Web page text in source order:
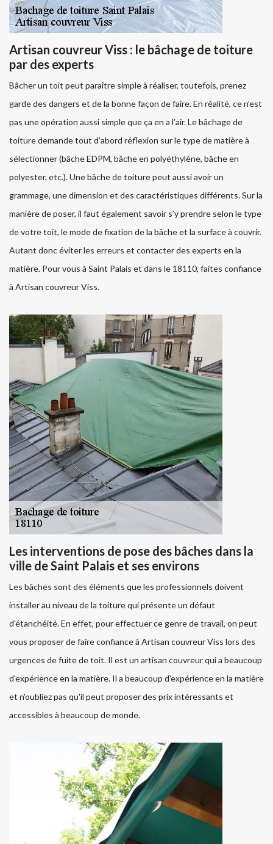
Artisan couvreur Viss : le bâchage de toiture
par des experts
Bâcher un toit peut paraître simple à réaliser, toutefois, prenez
garde des dangers et de la bonne façon de faire. En réalité, ce n’est
pas une opération aussi simple que ça en a l’air. Le bâchage de
toiture demande tout d’abord réflexion sur le type de matière à
sélectionner (bâche EDPM, bâche en polyéthylène, bâche en
polyester, etc.). Une bâche de toiture peut aussi avoir un
grammage, une dimension et des caractéristiques différents. Sur la
manière de poser, il faut également savoir s’y prendre selon le type
de votre toit, le mode de fixation de la bâche et la surface à couvrir.
Autant donc éviter les erreurs et contacter des experts en la
matière. Pour vous à Saint Palais et dans le 18110, faites confiance
à Artisan couvreur Viss.
Les interventions de pose des bâches dans la
ville de Saint Palais et ses environs
Les bâches sont des éléments que les professionnels doivent
installer au niveau de la toiture qui présente un défaut
d'étanchéité. En effet, pour effectuer ce genre de travail, on peut
vous proposer de faire confiance à Artisan couvreur Viss lors des
urgences de fuite de toit. Il est un artisan couvreur qui a beaucoup
d'expérience en la matière. Il a beaucoup d'expérience en la matière
et n'oubliez pas qu'il peut proposer des prix intéressants et
accessibles à beaucoup de monde.